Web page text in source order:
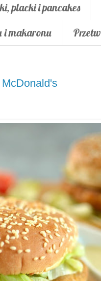
placki i pancakes
i makaronu